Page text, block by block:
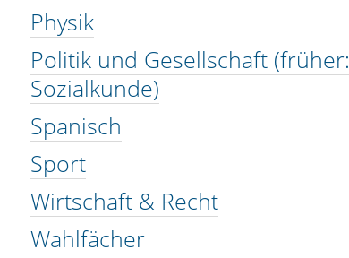
Physik
Politik und Gesellschaft (früher:
Sozialkunde)
Spanisch
Sport
Wirtschaft & Recht
Wahlfächer